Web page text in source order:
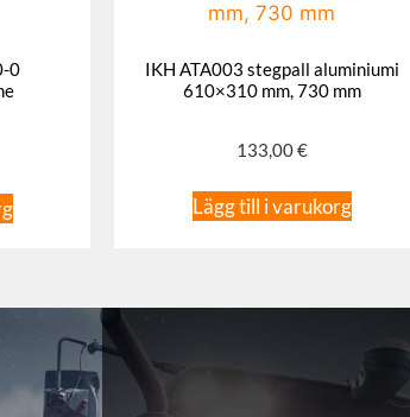
0
IKH ATA003 stegpall aluminiumi
610×310 mm, 730 mm
133,00€
Lägg till i varukorg